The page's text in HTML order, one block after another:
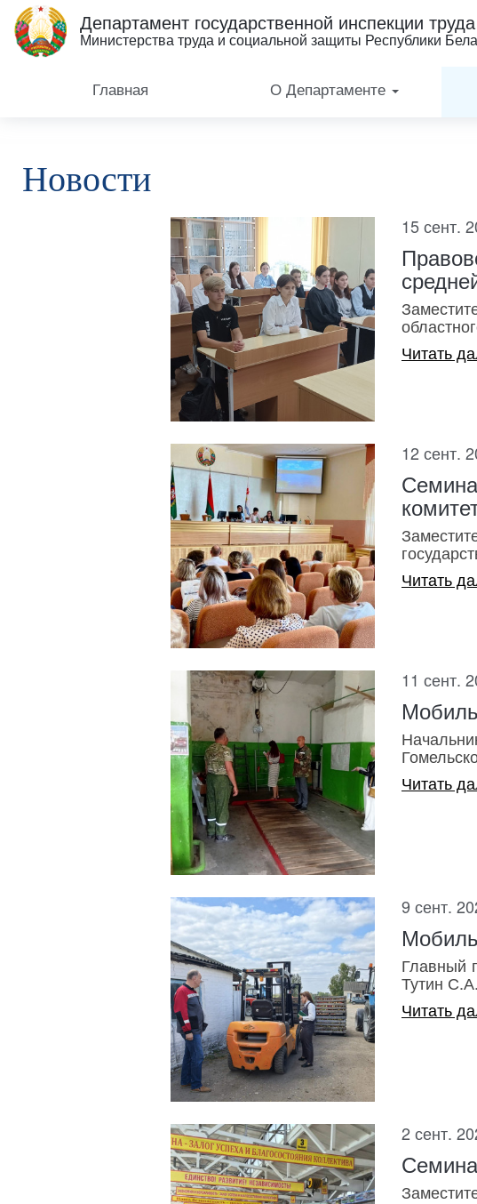
Департамент государственной инспекции труда
Министерства труда и социальной защиты Республики
Главная О Департаменте
Новости
15 сент.
Читать
12 сент.
Читать
11 сент.
Читать
9 сент.
Главный
Тутин
Читать
2 сент.